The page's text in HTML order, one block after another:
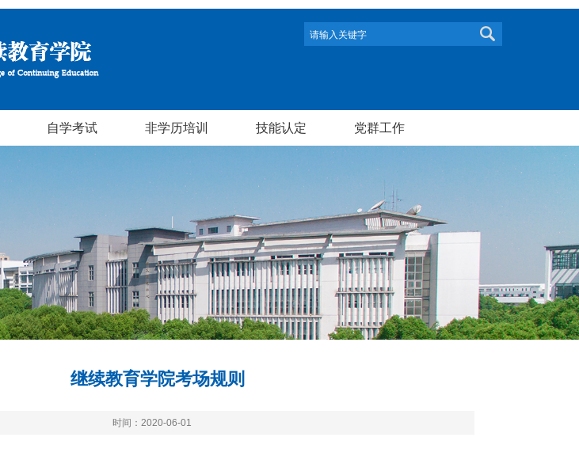
自学考试 非学历培训 技能认定 党群工作
继续教育学院考场规则
时间：2020-06-01